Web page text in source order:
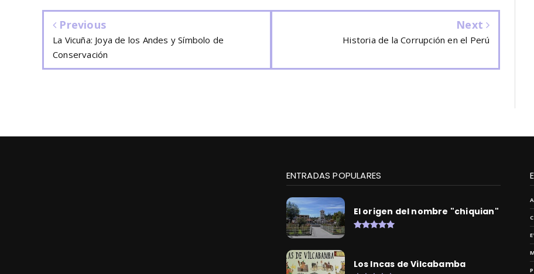
Previous
La Vicuña: Joya de los Andes y Símbolo de
Conservación
Next
Historia de la Corrupción en el Perú
ENTRADAS POPULARES
El origen del nombre "chiquian"
Los Incas de Vilcabamba